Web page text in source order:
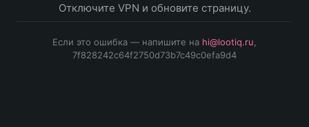
Отключите VPN и обновите страницу.
Если это ошибка — напишите на hi@lootiq.ru
7f828242c64f2750d73b7c49c0efa9d4